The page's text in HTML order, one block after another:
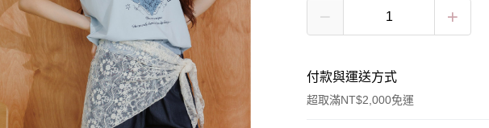
付款與運送方式
超取滿NT$2,000免運